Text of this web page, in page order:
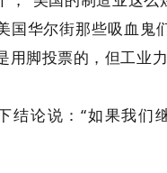
国华尔街那些吸血鬼
用脚投票的，但工业
结论说：“如果我们